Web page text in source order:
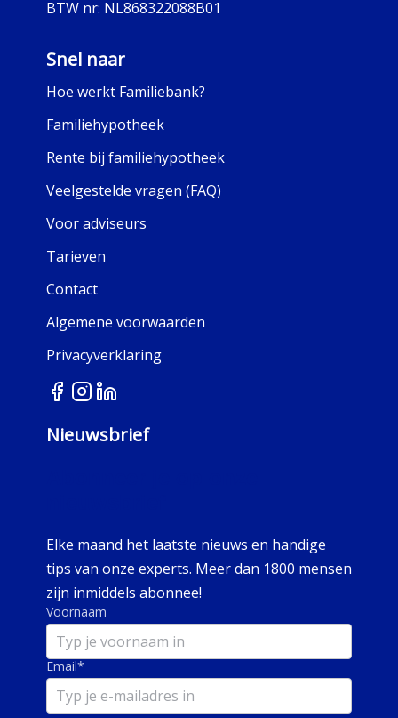
BTW nr: NL868322088B01
Snel naar
Hoe werkt Familiebank?
Familiehypotheek
Rente bij familiehypotheek
Veelgestelde vragen (FAQ)
Voor adviseurs
Tarieven
Contact
Algemene voorwaarden
Privacyverklaring
Nieuwsbrief
Elke maand het laatste nieuws en handige
tips van onze experts. Meer dan 1800 mensen
zijn inmiddels abonnee!
Voornaam
Email*